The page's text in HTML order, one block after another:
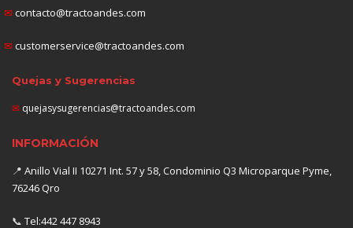
✉ contacto@tractoandes.com
✉ customerservice@tractoandes.com
Quejas y Sugerencias
✉ quejasysugerencias@tractoandes.com
INFORMACIÓN
📍 Anillo Vial II 10271 Int. 57 y 58, Condominio Q3 Microparque Pyme,
76246 Qro
📞 Tel:442 447 8943